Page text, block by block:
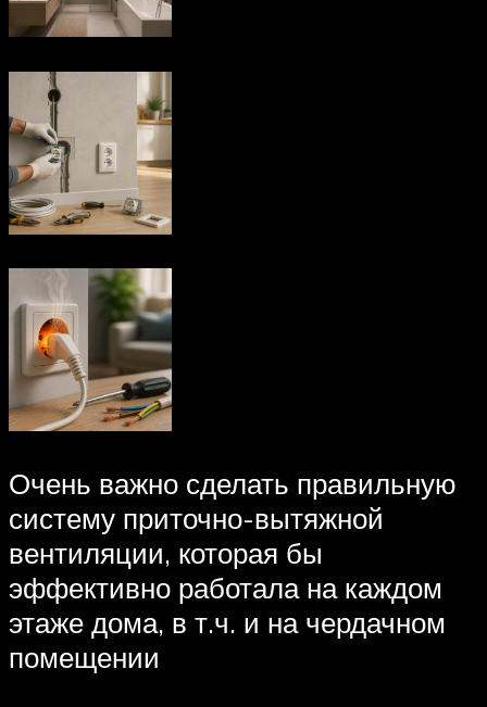
Очень важно сделать правильную
систему приточно-вытяжной
вентиляции, которая бы
эффективно работала на каждом
этаже дома, в т.ч. и на чердачном
помещении